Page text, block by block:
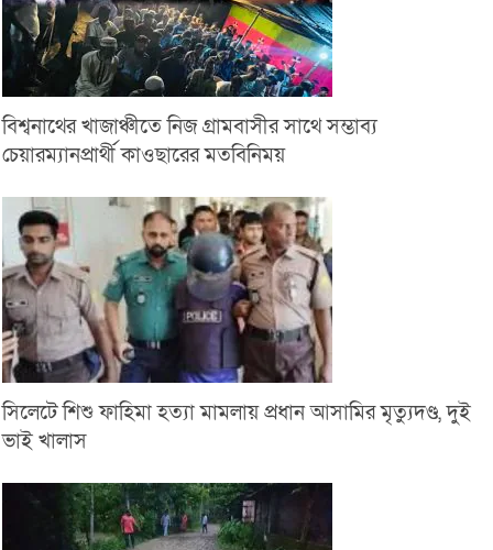
বিশ্বনাথের খাজাঞ্চীতে নিজ গ্রামবাসীর সাথে সম্ভাব্য
চেয়ারম্যানপ্রার্থী কাওছারের মতবিনিময়
সিলেটে শিশু ফাহিমা হত্যা মামলায় প্রধান আসামির মৃত্যুদণ্ড, দুই
ভাই খালাস